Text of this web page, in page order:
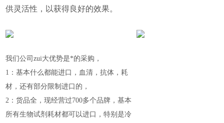
供灵活性，以获得良好的效果。
我们公司zui大优势是*的采购，
1：基本什么都能进口，血清，抗体，耗
材，还有部分限制进口的，
2：货品全，现经营过700多个品牌，基本
所有生物试剂耗材都可以进口，特别是冷